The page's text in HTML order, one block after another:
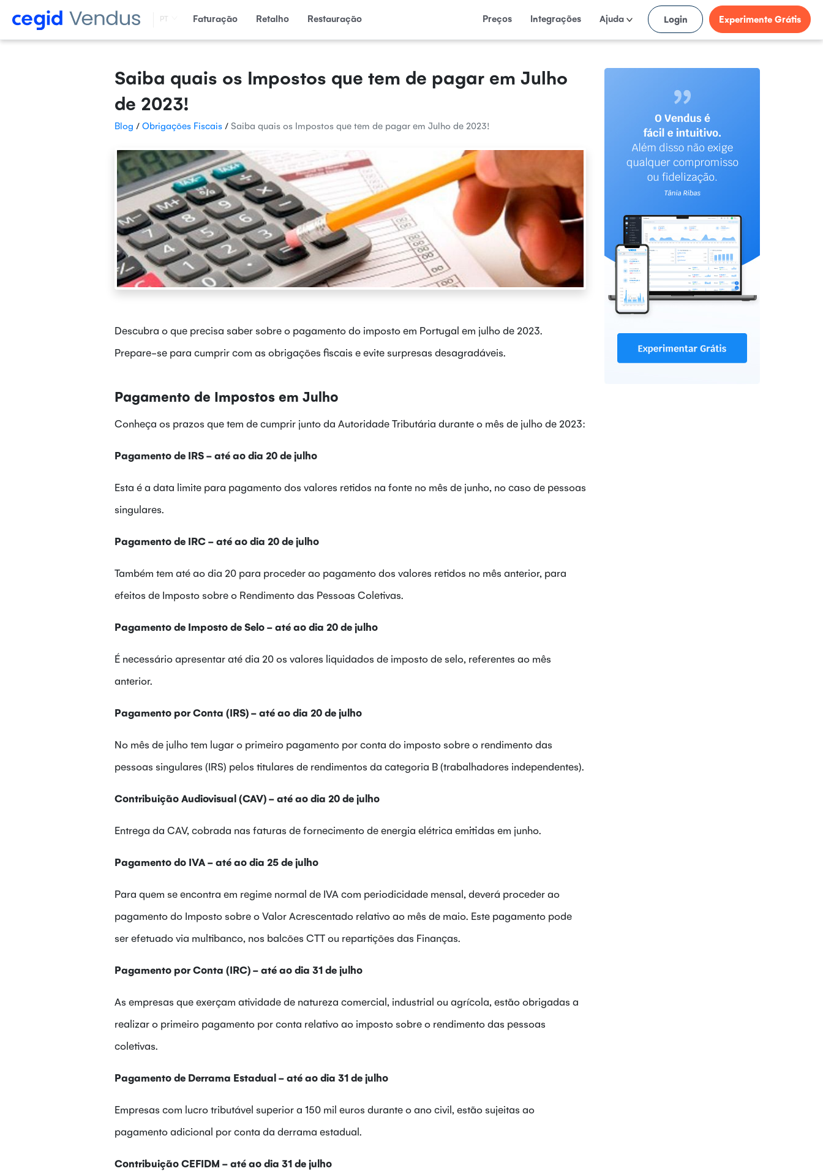
PT Faturação Retalho Restauração Preços Integrações Ajuda Login Experimente Grátis
Saiba quais os Impostos que tem de pagar em Julho
de 2023!
Blog / Obrigações Fiscais / Saiba quais os Impostos que tem de pagar em Julho de 2023!
Descubra o que precisa saber sobre o pagamento do imposto em Portugal em julho de 2023.
Prepare-se para cumprir com as obrigações fiscais e evite surpresas desagradáveis.
Pagamento de Impostos em Julho
Conheça os prazos que tem de cumprir junto da Autoridade Tributária durante o mês de julho de 2023:
Pagamento de IRS - até ao dia 20 de julho
Esta é a data limite para pagamento dos valores retidos na fonte no mês de junho, no caso de pessoas
singulares.
Pagamento de IRC - até ao dia 20 de julho
Também tem até ao dia 20 para proceder ao pagamento dos valores retidos no mês anterior, para
efeitos de Imposto sobre o Rendimento das Pessoas Coletivas.
Pagamento de Imposto de Selo - até ao dia 20 de julho
É necessário apresentar até dia 20 os valores liquidados de imposto de selo, referentes ao mês
anterior.
Pagamento por Conta (IRS) - até ao dia 20 de julho
No mês de julho tem lugar o primeiro pagamento por conta do imposto sobre o rendimento das
pessoas singulares (IRS) pelos titulares de rendimentos da categoria B (trabalhadores independentes).
Contribuição Audiovisual (CAV) - até ao dia 20 de julho
Entrega da CAV, cobrada nas faturas de fornecimento de energia elétrica emitidas em junho.
Pagamento do IVA - até ao dia 25 de julho
Para quem se encontra em regime normal de IVA com periodicidade mensal, deverá proceder ao
pagamento do Imposto sobre o Valor Acrescentado relativo ao mês de maio. Este pagamento pode
ser efetuado via multibanco, nos balcões CTT ou repartições das Finanças.
Pagamento por Conta (IRC) - até ao dia 31 de julho
As empresas que exerçam atividade de natureza comercial, industrial ou agrícola, estão obrigadas a
realizar o primeiro pagamento por conta relativo ao imposto sobre o rendimento das pessoas
coletivas.
Pagamento de Derrama Estadual - até ao dia 31 de julho
Empresas com lucro tributável superior a 150 mil euros durante o ano civil, estão sujeitas ao
pagamento adicional por conta da derrama estadual.
Contribuição CEFIDM - até ao dia 31 de julho